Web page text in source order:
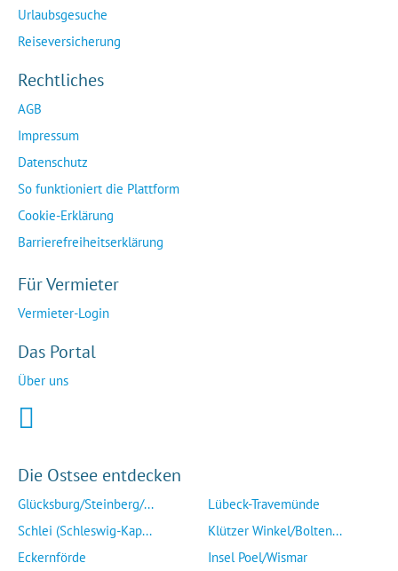
Urlaubsgesuche
Reiseversicherung
Rechtliches
AGB
Impressum
Datenschutz
So funktioniert die Plattform
Cookie-Erklärung
Barrierefreiheitserklärung
Für Vermieter
Vermieter-Login
Das Portal
Über uns
Die Ostsee entdecken
Glücksburg/Steinberg/...
Schlei (Schleswig-Kap...
Eckernförde
Lübeck-Travemünde
Klützer Winkel/Bolten...
Insel Poel/Wismar